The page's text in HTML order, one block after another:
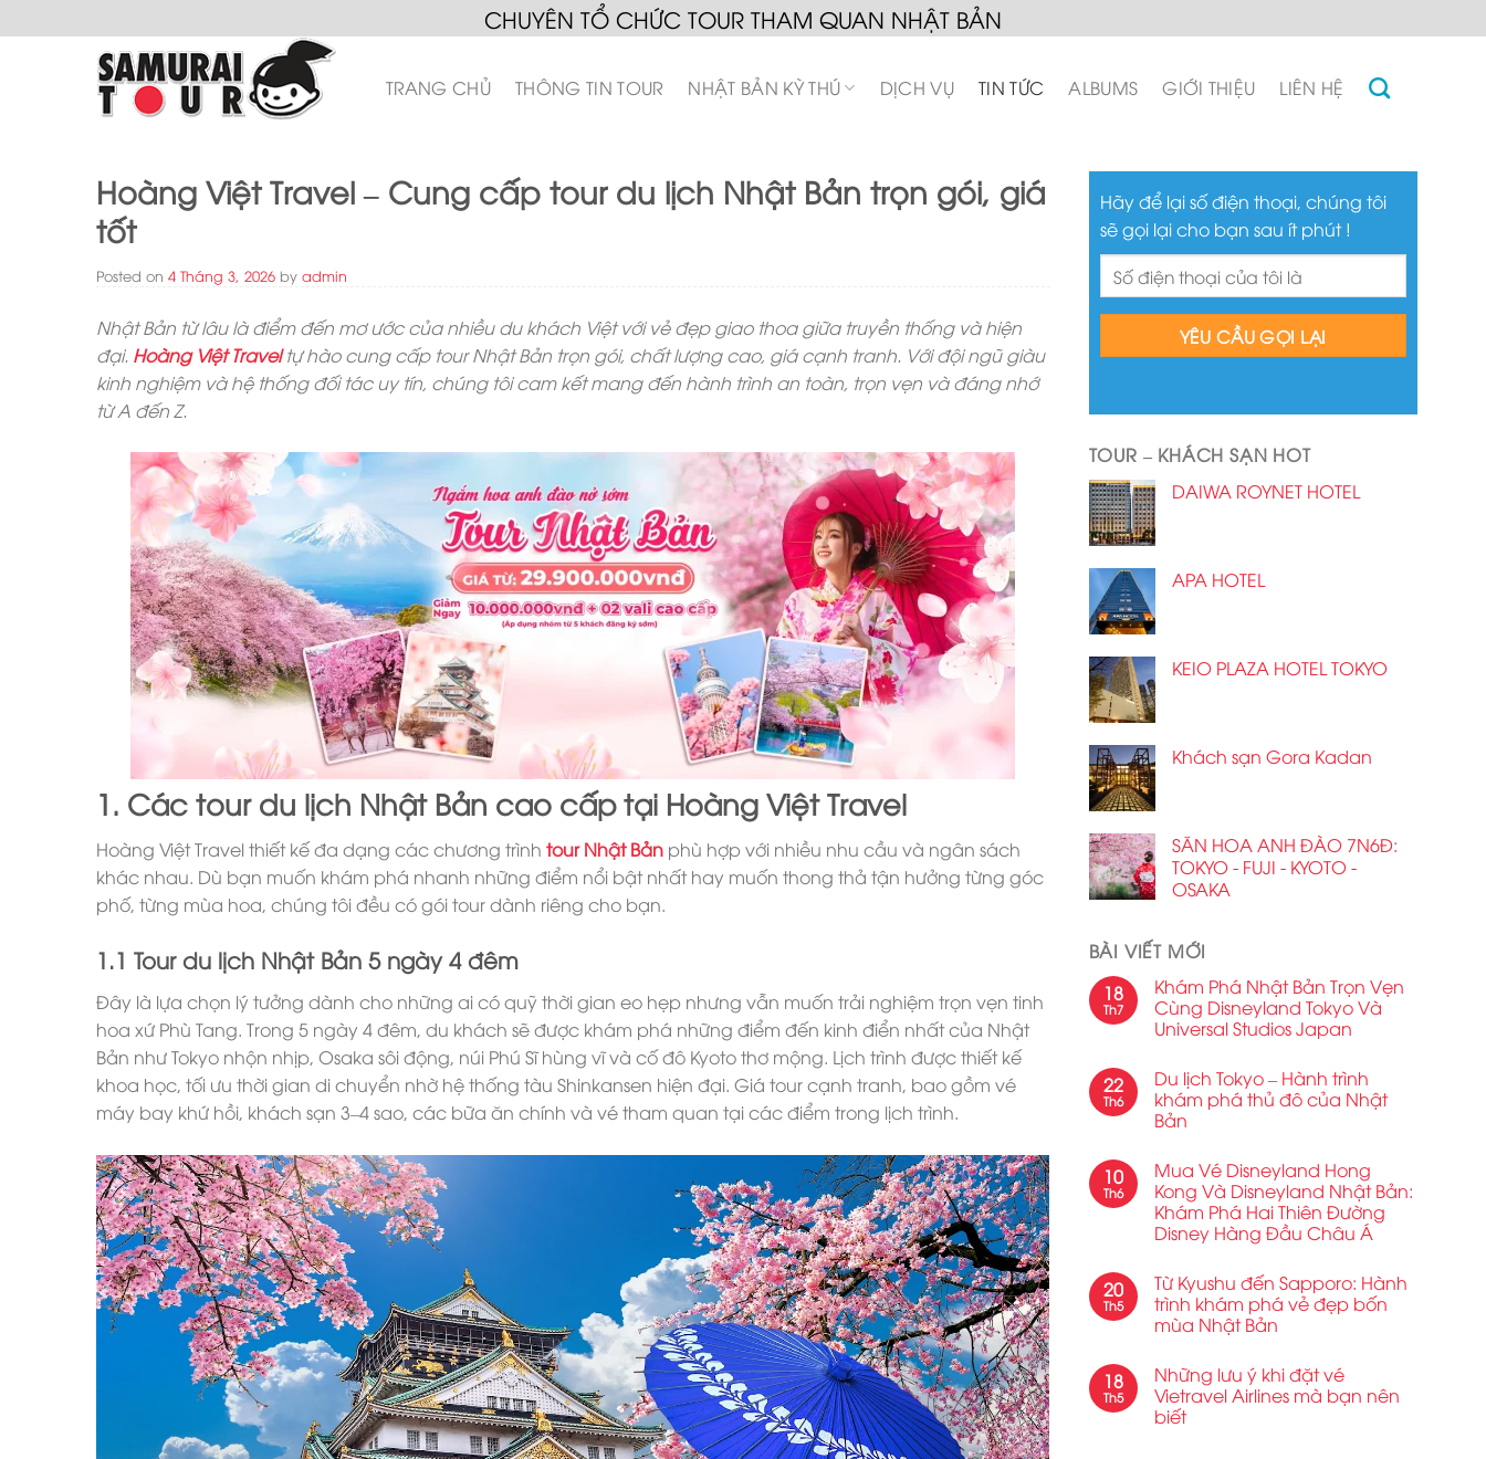
to
CHUYÊN TỔ CHỨC TOUR THAM QUAN NHẬT BẢN
TRANG CHỦ THÔNG TIN TOUR NHẬT BẢN KỲ THÚ DỊCH VỤ TIN TỨC ALBUMS GIỚI THIỆU LIÊN HỆ
Hoàng Việt Travel – Cung cấp tour du lịch Nhật Bản trọn gói, giá
tốt
Posted on 4 Tháng 3, 2026 by admin
Nhật Bản từ lâu là điểm đến mơ ước của nhiều du khách Việt với vẻ đẹp giao thoa giữa truyền thống và hiện
đại. Hoàng Việt Traveltự hào cung cấp tour Nhật Bản trọn gói, chất lượng cao, giá cạnh tranh. Với đội ngũ giàu
kinh nghiệm và hệ thống đối tác uy tín, chúng tôi cam kết mang đến hành trình an toàn, trọn vẹn và đáng nhớ
từ A đến Z.
1. Các tour du lịch Nhật Bản cao cấp tại Hoàng Việt Travel
Hoàng Việt Travel thiết kế đa dạng các chương trình tour Nhật Bản phù hợp với nhiều nhu cầu và ngân sách
khác nhau. Dù bạn muốn khám phá nhanh những điểm nổi bật nhất hay muốn thong thả tận hưởng từng góc
phố, từng mùa hoa, chúng tôi đều có gói tour dành riêng cho bạn.
1.1 Tour du lịch Nhật Bản 5 ngày 4 đêm
Đây là lựa chọn lý tưởng dành cho những ai có quỹ thời gian eo hẹp nhưng vẫn muốn trải nghiệm trọn vẹn tinh
hoa xứ Phù Tang. Trong 5 ngày 4 đêm, du khách sẽ được khám phá những điểm đến kinh điển nhất của Nhật
Bản như Tokyo nhộn nhịp, Osaka sôi động, núi Phú Sĩ hùng vĩ và cố đô Kyoto thơ mộng. Lịch trình được thiết kế
khoa học, tối ưu thời gian di chuyển nhờ hệ thống tàu Shinkansen hiện đại. Giá tour cạnh tranh, bao gồm vé
máy bay khứ hồi, khách sạn 3–4 sao, các bữa ăn chính và vé tham quan tại các điểm trong lịch trình.
Hãy để lại số điện thoại, chúng tôi
sẽ gọi lại cho bạn sau ít phút !
TOUR – KHÁCH SẠN HOT
DAIWA ROYNET HOTEL
APA HOTEL
KEIO PLAZA HOTEL TOKYO
Khách sạn Gora Kadan
SĂN HOA ANH ĐÀO 7N6Đ:
TOKYO - FUJI - KYOTO -
OSAKA
BÀI VIẾT MỚI
18
Th7
Khám Phá Nhật Bản Trọn Vẹn
Cùng Disneyland Tokyo Và
Universal Studios Japan
22
Th6
Du lịch Tokyo – Hành trình
khám phá thủ đô của Nhật
Bản
10
Th6
Mua Vé Disneyland Hong
Kong Và Disneyland Nhật Bản:
Khám Phá Hai Thiên Đường
Disney Hàng Đầu Châu Á
20
Th5
Từ Kyushu đến Sapporo: Hành
trình khám phá vẻ đẹp bốn
mùa Nhật Bản
18
Th5
Những lưu ý khi đặt vé
Vietravel Airlines mà bạn nên
biết